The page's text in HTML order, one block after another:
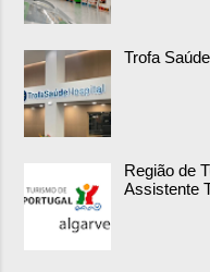
Trofa
Região de
Assistente